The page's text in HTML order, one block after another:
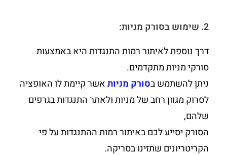
2. שימוש בסורק מניות:
דרך נוספת לאיתור רמות התנגדות היא באמצעות
סורקי מניות מתקדמים.
ניתן להשתמש בסורק מניותאשר קיימת לו האופציה
לסרוק מגוון רחב של מניות ולאתר התנגדות בגרפים
שלהם,
הסורק יסייע לכם באיתור רמות ההתנגדות על פי
הקריטריונים שתזינו בסריקה.